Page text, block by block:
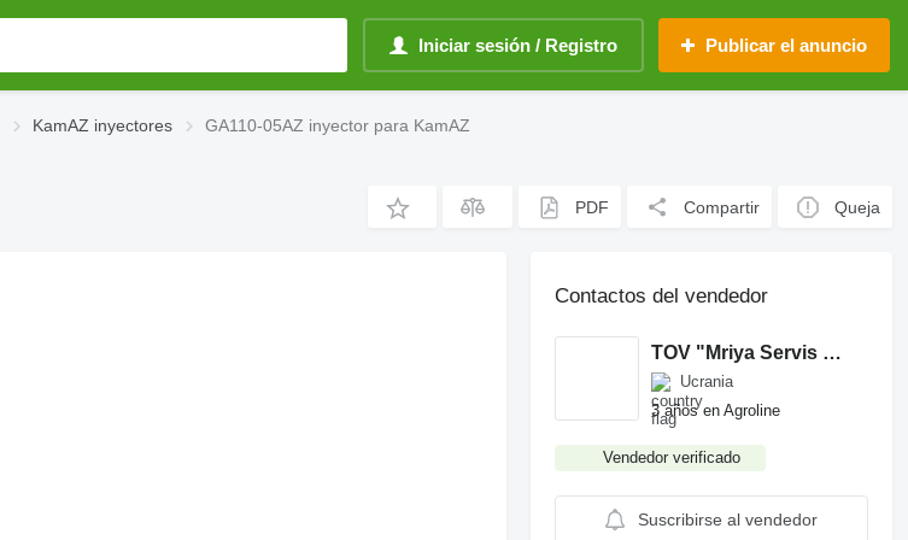
Iniciar sesión / Registro Publicar el anuncio
KamAZ inyectores GA110-05AZ inyector para KamAZ
PDF Compartir Queja
Contactos del vendedor
TOV "Mriya Servis Zapchastini"
Ucrania
3 años en Agroline
Vendedor verificado
Suscribirse al vendedor